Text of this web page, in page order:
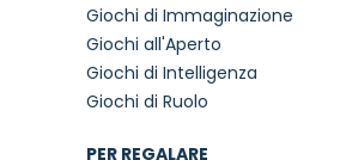
Giochi di Immaginazione
Giochi all'Aperto
Giochi di Intelligenza
Giochi di Ruolo
PER REGALARE